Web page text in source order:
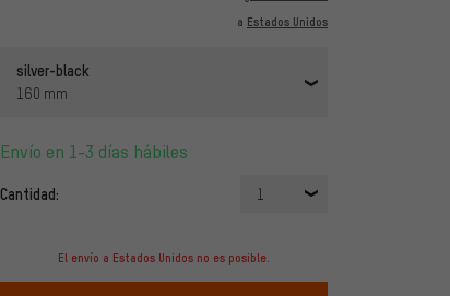
a Estados Unidos
silver-black
160 mm
Envío en 1-3 días hábiles
Cantidad: 1
El envío a Estados Unidos no es posible.